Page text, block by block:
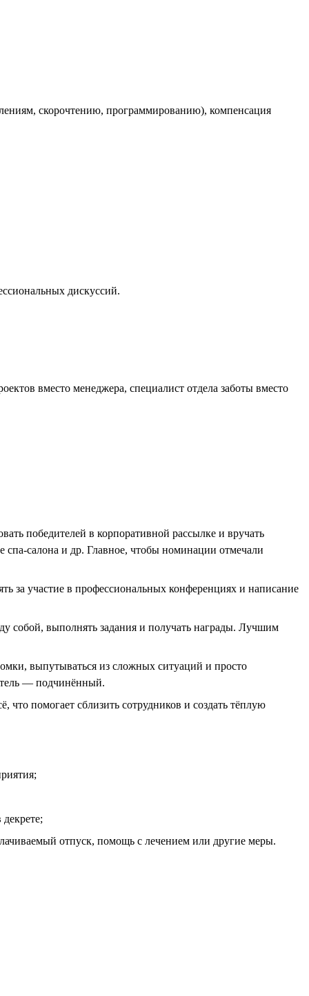
скорочтению, программированию), компенсация
дискуссий.
вместо менеджера, специалист отдела заботы вместо
победителей в корпоративной рассылке и вручать
спа-салона и др. Главное, чтобы номинации отмечали
за участие в профессиональных конференциях и написание
собой, выполнять задания и получать награды. Лучшим
выпутываться из сложных ситуаций и просто
— подчинённый.
помогает сблизить сотрудников и создать тёплую
отпуск, помощь с лечением или другие меры.